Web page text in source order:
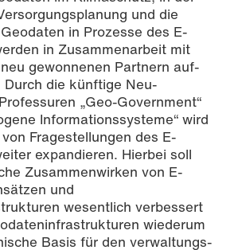
und die
in Prozesse des E-
in Zusammenarbeit mit
gewonnenen Partnern auf-
die künftige Neu-
„Geo-Government“
Informationssysteme“ wird
Fragestellungen des E-
expandieren. Hierbei soll
Zusammenwirken von E-
und
wesentlich verbessert
wiederum
Basis für den verwaltungs-